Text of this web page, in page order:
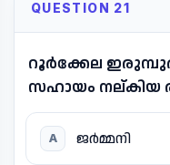
QUESTION 21
റൂർക്കേല
സഹായം നല്കിയ
A ജർമ്മനി